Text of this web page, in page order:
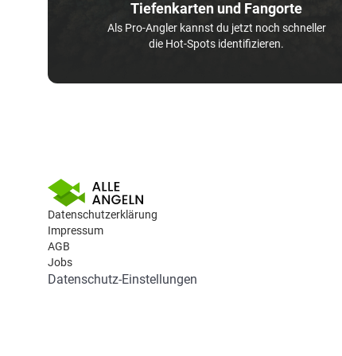
Tiefenkarten und Fangorte
Als Pro-Angler kannst du jetzt noch schneller
die Hot-Spots identifizieren.
Datenschutzerklärung
Impressum
AGB
Jobs
Datenschutz-Einstellungen